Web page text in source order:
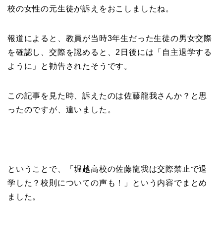
校の女性の元生徒が訴えをおこしましたね。
報道によると、教員が当時3年生だった生徒の男女交際
を確認し、交際を認めると、2日後には「自主退学する
ように」と勧告されたそうです。
この記事を見た時、訴えたのは佐藤龍我さんか？と思
ったのですが、違いました。
ということで、「堀越高校の佐藤龍我は交際禁止で退
学した？校則についての声も！」という内容でまとめ
ました。